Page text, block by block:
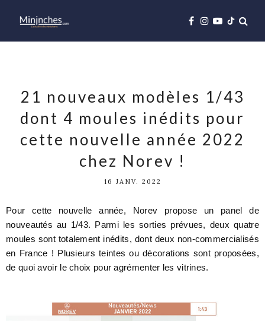
21 nouveaux modèles 1/43
dont 4 moules inédits pour
cette nouvelle année 2022
chez Norev !
16 JANV. 2022
Pour cette nouvelle année, Norev propose un panel de
nouveautés au 1/43. Parmi les sorties prévues, deux quatre
moules sont totalement inédits, dont deux non-commercialisés
en France ! Plusieurs teintes ou décorations sont proposées,
de quoi avoir le choix pour agrémenter les vitrines.